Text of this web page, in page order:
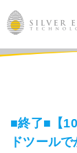
導入事例
■終了■【
ドツール